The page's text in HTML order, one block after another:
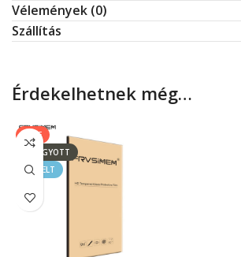
Vélemények (0)
Szállítás
Érdekelhetnek még…
SALE
ELFOGYOTT
KIEMELT